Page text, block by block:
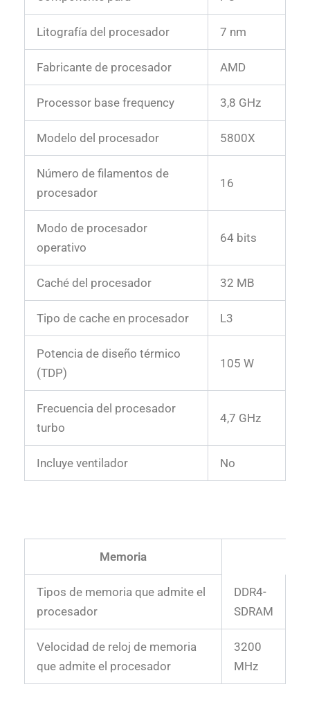
Litografía del procesador 7 nm
Fabricante de procesador AMD
Processor base frequency 3,8 GHz
Modelo del procesador 5800X
Número de filamentos de
procesador
16
Modo de procesador
operativo
64 bits
Caché del procesador 32 MB
Tipo de cache en procesador L3
Potencia de diseño térmico
(TDP)
105 W
Frecuencia del procesador
turbo
4,7 GHz
Incluye ventilador No
Memoria
Tipos de memoria que admite el
procesador
DDR4-
SDRAM
Velocidad de reloj de memoria
que admite el procesador
3200
MHz